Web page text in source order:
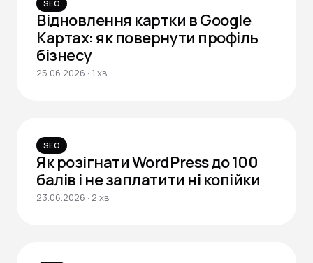
SEO
Відновлення картки в Google
Картах: як повернути профіль
бізнесу
25.06.2026 · 1 хв
SEO
Як розігнати WordPress до 100
балів і не заплатити ні копійки
23.06.2026 · 2 хв